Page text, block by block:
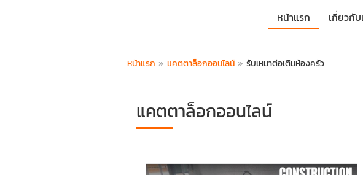
หน้าแรก เกี่ยวกับ
หน้าแรก » แคตตาล็อกออนไลน์ » รับเหมาต่อเติมห้องครัว
แคตตาล็อกออนไลน์